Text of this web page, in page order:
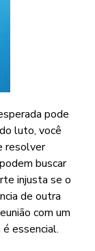
pode
luto, você
resolver
buscar
injusta se o
de outra
com um
essencial.